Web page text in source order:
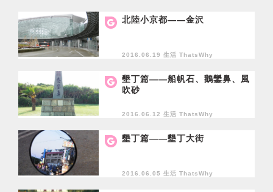
北陸小京都——金沢
2016.06.19 生活 ThatsWhy
墾丁篇——船帆石、鵝鑾鼻、風
吹砂
2016.06.12 生活 ThatsWhy
墾丁篇——墾丁大街
2016.06.05 生活 ThatsWhy